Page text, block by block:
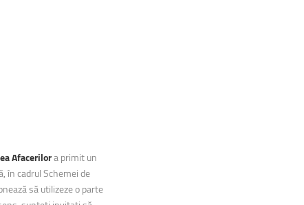
Afacerilora primit un
în cadrul Schemei de
să utilizeze o parte